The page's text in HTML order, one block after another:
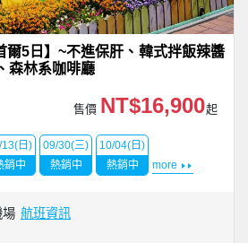
爾5日】~不進保肝、韓式拌飯辣醬
森林系咖啡廳
售價 NT$16,900起
日)
銷中
09/30(三)
熱銷中
10/04(日)
熱銷中
more
場 航班資訊